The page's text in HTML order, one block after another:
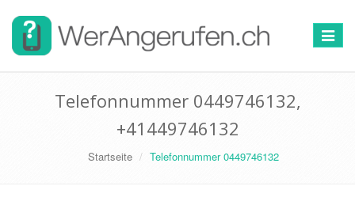
Toggle
Telefonnummer 0449746132,
+41449746132
Startseite Telefonnummer 0449746132